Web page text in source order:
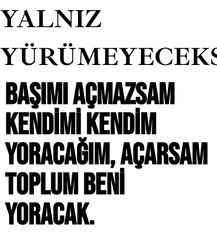
YALNIZ
BAŞIMI AÇMAZSAM
KENDIMI KENDIM
YORACAĞIM, AÇARSAM
TOPLUM BENI
YORACAK.